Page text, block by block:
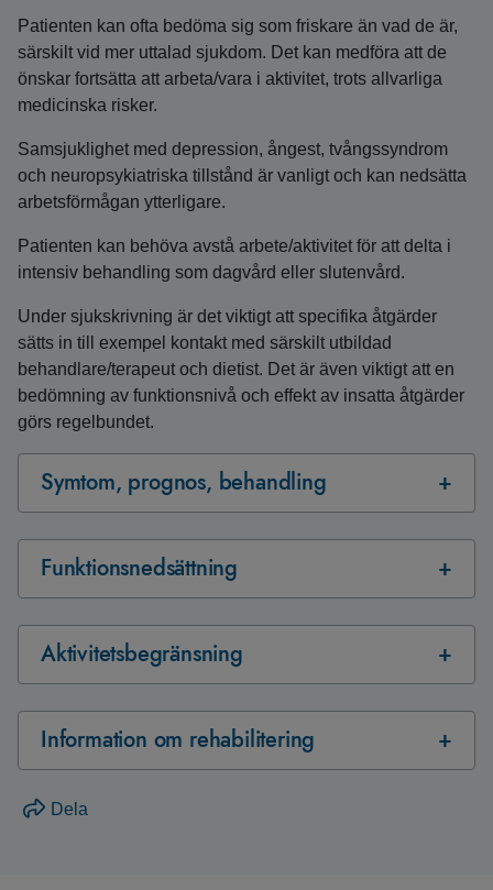
Patienten kan ofta bedöma sig som friskare än vad de är,
särskilt vid mer uttalad sjukdom. Det kan medföra att de
önskar fortsätta att arbeta/vara i aktivitet, trots allvarliga
medicinska risker.
Samsjuklighet med depression, ångest, tvångssyndrom
och neuropsykiatriska tillstånd är vanligt och kan nedsätta
arbetsförmågan ytterligare.
Patienten kan behöva avstå arbete/aktivitet för att delta i
intensiv behandling som dagvård eller slutenvård.
Under sjukskrivning är det viktigt att specifika åtgärder
sätts in till exempel kontakt med särskilt utbildad
behandlare/terapeut och dietist. Det är även viktigt att en
bedömning av funktionsnivå och effekt av insatta åtgärder
görs regelbundet.
Symtom, prognos, behandling
Funktionsnedsättning
Aktivitetsbegränsning
Information om rehabilitering
Dela